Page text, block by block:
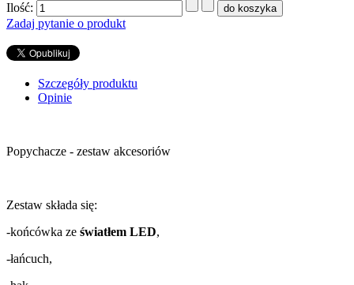
Ilość:
Zadaj pytanie o produkt
Szczegóły produktu
Opinie
Popychacze - zestaw akcesoriów
Zestaw składa się:
-końcówka ze światłem LED,
-łańcuch,